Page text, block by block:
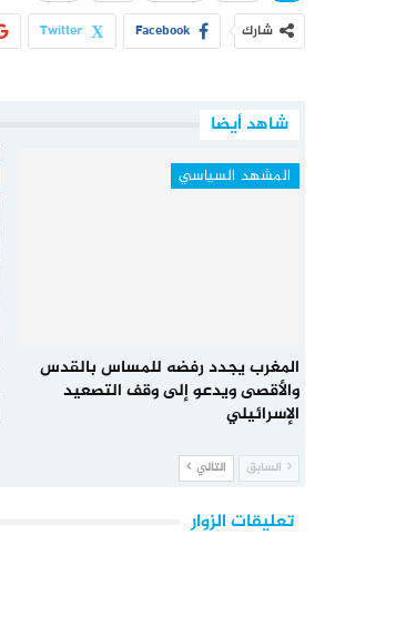
شارك Facebook
Twitter
شاهد أيضا
المشهد السياسي
المغرب يجدد رفضه للمساس بالقدس
والأقصى ويدعو إلى وقف التصعيد
الإسرائيلي
السابق التالي
تعليقات الزوار